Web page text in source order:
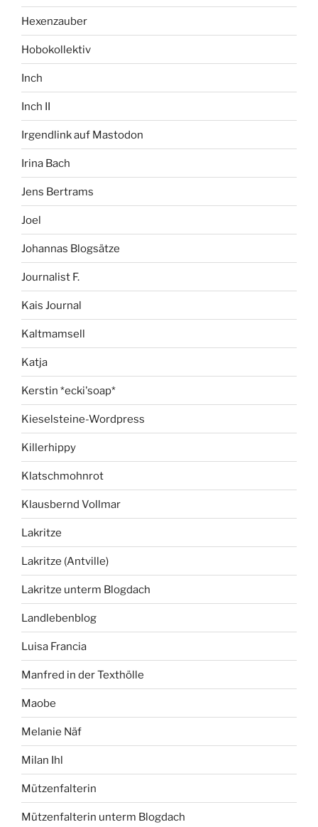
Hexenzauber
Hobokollektiv
Inch
Inch II
Irgendlink auf Mastodon
Irina Bach
Jens Bertrams
Joel
Johannas Blogsätze
Journalist F.
Kais Journal
Kaltmamsell
Katja
Kerstin *ecki'soap*
Kieselsteine-Wordpress
Killerhippy
Klatschmohnrot
Klausbernd Vollmar
Lakritze
Lakritze (Antville)
Lakritze unterm Blogdach
Landlebenblog
Luisa Francia
Manfred in der Texthölle
Maobe
Melanie Näf
Milan Ihl
Mützenfalterin
Mützenfalterin unterm Blogdach